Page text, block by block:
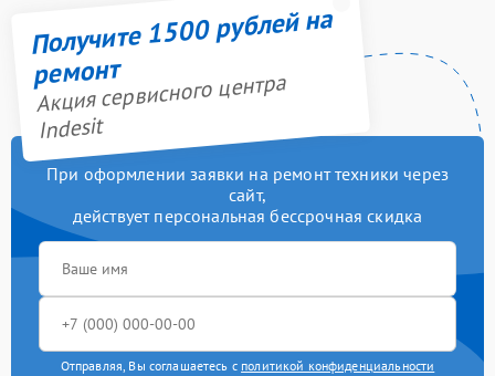
Получите 1500 рублей на
ремонт
Акция сервисного центра
Indesit
При оформлении заявки на ремонт техники через
сайт,
действует персональная бессрочная скидка
Отправляя, Вы соглашаетесь с политикой конфиденциальности